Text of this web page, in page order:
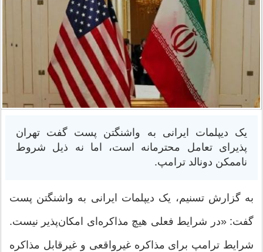
یک دیپلمات ایرانی به واشنگتن پست گفت تهران
پذیرای تعامل محترمانه است، اما نه ذیل شروط
ناممکن دونالد ترامپ.
به گزارش تسنیم، یک دیپلمات ایرانی به واشنگتن پست
گفت: «در شرایط فعلی هیچ مذاکره‌ای امکان‌پذیر نیست.
شرایط ترامپ برای مذاکره غیرواقعی و غیرقابل مذاکره